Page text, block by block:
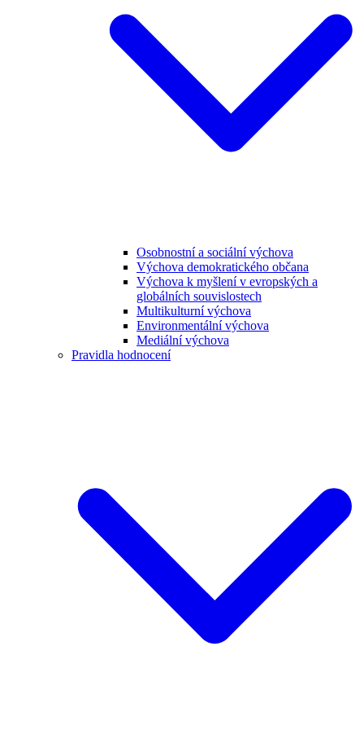
Osobnostní a sociální výchova
Výchova demokratického občana
Výchova k myšlení v evropských a
globálních souvislostech
Multikulturní výchova
Environmentální výchova
Mediální výchova
Pravidla hodnocení